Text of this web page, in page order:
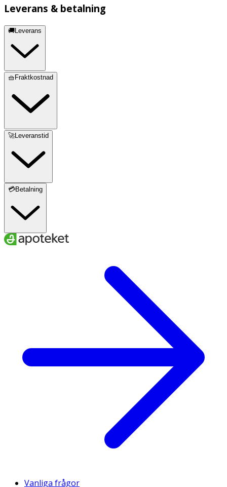
Leverans & betalning
🚚Leverans
🧺Fraktkostnad
🚀Leveranstid
💳Betalning
Vanliga frågor